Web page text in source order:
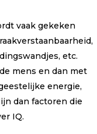
vaak gekeken
etc.
mens en dan met
energie,
dan factoren die
IQ.